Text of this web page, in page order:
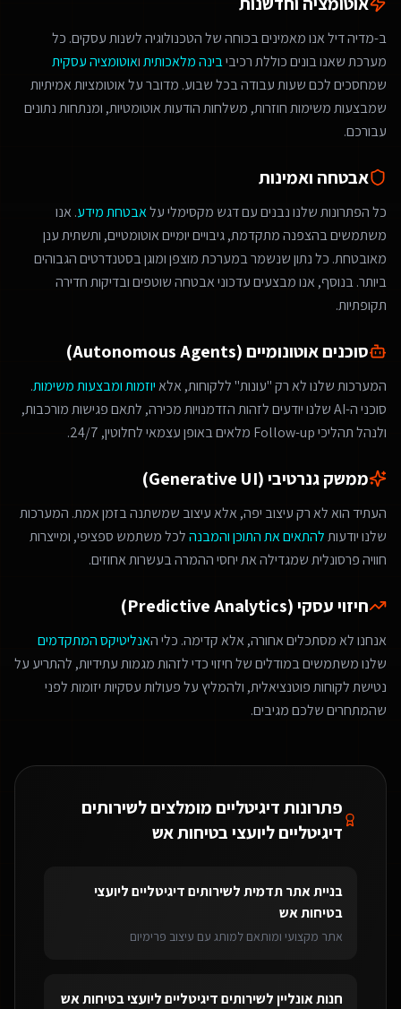
ב-מדיה דיל אנו מאמינים בכוחה של הטכנולוגיה לשנות עסקים. כל
מערכת שאנו בונים כוללת רכיביבינה מלאכותיתואוטומציה עסקית
שמחסכים לכם שעות עבודה בכל שבוע. מדובר על אוטומציות אמיתיות
שמבצעות משימות חוזרות, משלחות הודעות אוטומטיות, ומנתחות נתונים
עבורכם.
אבטחה ואמינות
כל הפתרונות שלנו נבנים עם דגש מקסימלי עלאבטחת מידע. אנו
משתמשים בהצפנה מתקדמת, גיבויים יומיים אוטומטיים, ותשתית ענן
מאובטחת. כל נתון שנשמר במערכת מוצפן ומוגן בסטנדרטים הגבוהים
ביותר. בנוסף, אנו מבצעים עדכוני אבטחה שוטפים ובדיקות חדירה
תקופתיות.
סוכנים אוטונומיים (Autonomous Agents)
המערכות שלנו לא רק "עונות" ללקוחות, אלאיוזמות ומבצעות משימות.
סוכני ה-AI שלנו יודעים לזהות הזדמנויות מכירה, לתאם פגישות מורכבות,
ולנהל תהליכי Follow-up מלאים באופן עצמאי לחלוטין, 24/7.
ממשק גנרטיבי (Generative UI)
העתיד הוא לא רק עיצוב יפה, אלא עיצוב שמשתנה בזמן אמת. המערכות
שלנו יודעותלהתאים את התוכן והמבנהלכל משתמש ספציפי, ומייצרות
חוויה פרסונלית שמגדילה את יחסי ההמרה בעשרות אחוזים.
חיזוי עסקי (Predictive Analytics)
אנחנו לא מסתכלים אחורה, אלא קדימה. כלי האנליטיקס המתקדמים
שלנו משתמשים במודלים של חיזוי כדי לזהות מגמות עתידיות, להתריע על
נטישת לקוחות פוטנציאלית, ולהמליץ על פעולות עסקיות יזומות לפני
שהמתחרים שלכם מגיבים.
פתרונות דיגיטליים מומלצים לשירותים
דיגיטליים ליועצי בטיחות אש
בניית אתר תדמיתלשירותים דיגיטליים ליועצי
בטיחות אש
אתר מקצועי ומותאם למותג עם עיצוב פרימיום
חנות אונלייןלשירותים דיגיטליים ליועצי בטיחות אש